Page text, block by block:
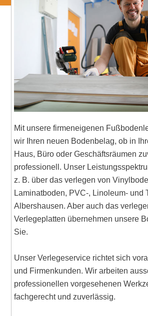
Mit unsere firmeneigenen
wir Ihren neuen Bodenbelag, ob in
Haus, Büro oder Geschäftsräumen
professionell. Unser
z. B. über das verlegen von
Laminatboden, PVC-, Linoleum- und
Albershausen. Aber auch das
Verlegeplatten übernehmen unsere
Sie.
Unser Verlegeservice richtet sich
und Firmenkunden. Wir arbeiten
professionellen vorgesehenen
fachgerecht und zuverlässig.